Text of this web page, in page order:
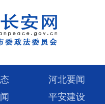
河北要闻
平安建设